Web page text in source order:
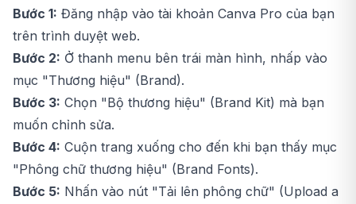
Bước 1: Đăng nhập vào tài khoản Canva Pro của bạn
trên trình duyệt web.
Bước 2: Ở thanh menu bên trái màn hình, nhấp vào
mục "Thương hiệu" (Brand).
Bước 3: Chọn "Bộ thương hiệu" (Brand Kit) mà bạn
muốn chỉnh sửa.
Bước 4: Cuộn trang xuống cho đến khi bạn thấy mục
"Phông chữ thương hiệu" (Brand Fonts).
Bước 5: Nhấn vào nút "Tải lên phông chữ" (Upload a